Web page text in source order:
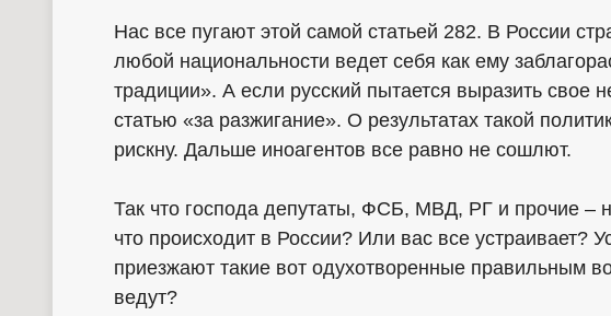
Нас все пугают этой самой статьей 282. В России
любой национальности ведет себя как ему
традиции». А если русский пытается выразить свое
статью «за разжигание». О результатах такой
рискну. Дальше иноагентов все равно не сошлют.
Так что господа депутаты, ФСБ, МВД, РГ и прочие –
что происходит в России? Или вас все устраивает?
приезжают такие вот одухотворенные правильным
ведут?